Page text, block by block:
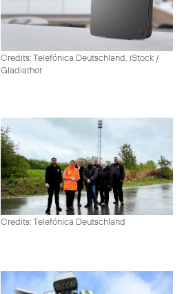
Credits: Telefónica Deutschland, iStock /
Gladiathor
Credits: Telefónica Deutschland